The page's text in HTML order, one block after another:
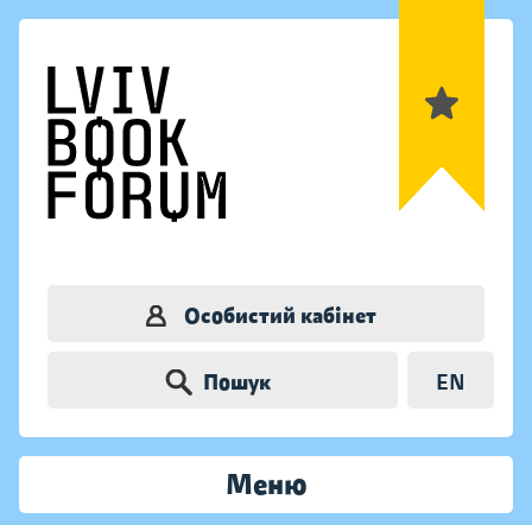
Особистий кабінет
Пошук EN
Меню